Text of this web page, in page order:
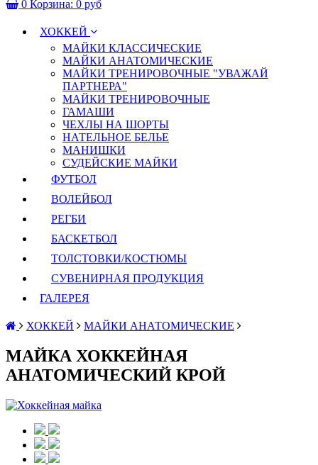
0 Корзина: 0 руб
ХОККЕЙ
МАЙКИ КЛАССИЧЕСКИЕ
МАЙКИ АНАТОМИЧЕСКИЕ
МАЙКИ ТРЕНИРОВОЧНЫЕ "УВАЖАЙ
ПАРТНЕРА"
МАЙКИ ТРЕНИРОВОЧНЫЕ
ГАМАШИ
ЧЕХЛЫ НА ШОРТЫ
НАТЕЛЬНОЕ БЕЛЬЕ
МАНИШКИ
СУДЕЙСКИЕ МАЙКИ
ФУТБОЛ
ВОЛЕЙБОЛ
РЕГБИ
БАСКЕТБОЛ
ТОЛСТОВКИ/КОСТЮМЫ
СУВЕНИРНАЯ ПРОДУКЦИЯ
ГАЛЕРЕЯ
ХОККЕЙ МАЙКИ АНАТОМИЧЕСКИЕ
МАЙКА ХОККЕЙНАЯ
АНАТОМИЧЕСКИЙ КРОЙ